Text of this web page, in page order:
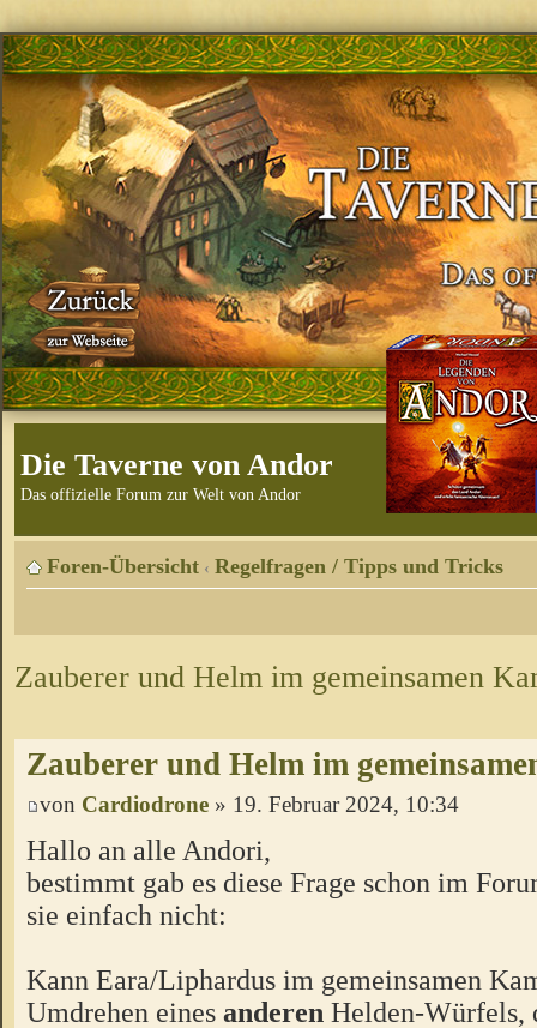
Die Taverne von Andor
Das offizielle Forum zur Welt von Andor
Foren-Übersicht ‹ Regelfragen / Tipps und Tricks
Zauberer und Helm im gemeinsamen
Zauberer und Helm im
von Cardiodrone » 19. Februar 2024, 10:34
Hallo an alle Andori,
bestimmt gab es diese Frage schon im
sie einfach nicht:
Kann Eara/Liphardus im gemeinsamen
Umdrehen eines anderen Helden-Würfels,